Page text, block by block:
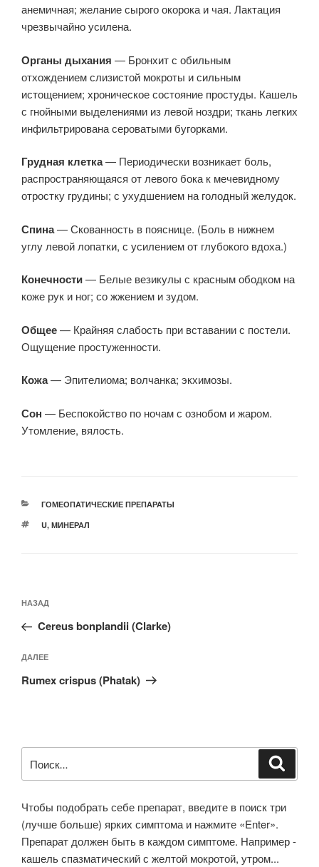
анемичная; желание сырого окорока и чая. Лактация
чрезвычайно усилена.
Органы дыхания — Бронхит с обильным
отхождением слизистой мокроты и сильным
истощением; хроническое состояние простуды. Кашель
с гнойными выделениями из левой ноздри; ткань легких
инфильтрирована сероватыми бугорками.
Грудная клетка— Периодически возникает боль,
распространяющаяся от левого бока к мечевидному
отростку грудины; с ухудшением на голодный желудок.
Спина— Скованность в пояснице. (Боль в нижнем
углу левой лопатки, с усилением от глубокого вдоха.)
Конечности— Белые везикулы с красным ободком на
коже рук и ног; со жжением и зудом.
Общее— Крайняя слабость при вставании с постели.
Ощущение простуженности.
Кожа— Эпителиома; волчанка; экхимозы.
Сон — Беспокойство по ночам с ознобом и жаром.
Утомление, вялость.
РУБРИКИ
ГОМЕОПАТИЧЕСКИЕ ПРЕПАРАТЫ
МЕТКИ
U, МИНЕРАЛ
по
записям
Предыдущая
запись:
НАЗАД
Cereus bonplandii (Clarke)
Следующая
запись
ДАЛЕЕ
Rumex crispus (Phatak)
Чтобы подобрать себе препарат, введите в поиск три
(лучше больше) ярких симптома и нажмите «Enter».
Препарат должен быть в каждом симптоме. Например -
кашель спазматический с желтой мокротой, утром...